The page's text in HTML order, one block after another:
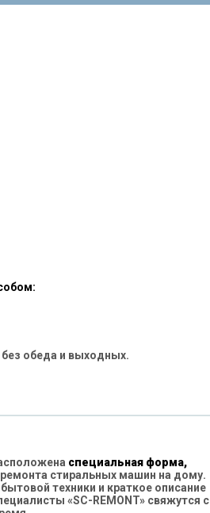
обеда и выходных.
специальная форма,
стиральных машин на дому.
техники и краткое описание
«SC-REMONT» свяжутся с